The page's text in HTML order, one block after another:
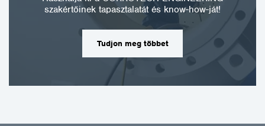
szakértőinek tapasztalatát és know-how-ját!
Tudjon meg többet